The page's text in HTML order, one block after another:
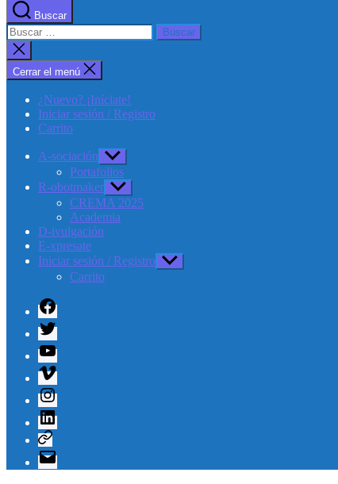
Buscar
Buscar:
Cerrar
la
búsqueda
Cerrar el menú
¿Nuevo? ¡Iníciate!
Iniciar sesión / Registro
Carrito
A-sociación Mostrar
el
submenú
Portafolios
R-obotmaker Mostrar
el
submenú
CREMA 2025
Academia
D-ivulgación
E-xpresate
Iniciar sesión / Registro Mostrar
el
Carrito
Facebook
Twitter
Youtube
Vimeo
Instagram
Linkedin
Telegram
Correo
electrónico